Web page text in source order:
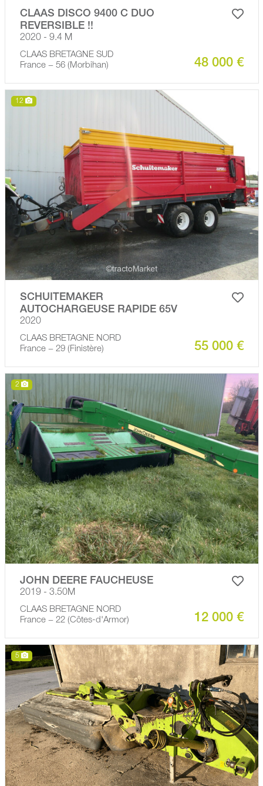
CLAAS DISCO 9400 C DUO
REVERSIBLE !!
2020 - 9.4 M
CLAAS BRETAGNE SUD
France − 56 (Morbihan)
48 000 €
12
SCHUITEMAKER
AUTOCHARGEUSE RAPIDE 65V
2020
CLAAS BRETAGNE NORD
France − 29 (Finistère)
55 000 €
2
JOHN DEERE FAUCHEUSE
2019 - 3.50M
CLAAS BRETAGNE NORD
France − 22 (Côtes-d'Armor)
12 000 €
5